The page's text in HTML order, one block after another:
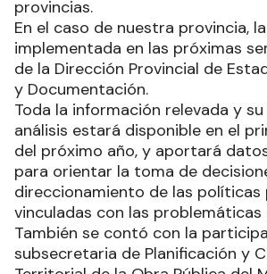
provincias.
En el caso de nuestra provincia,
implementada en las próximas
de la Dirección Provincial de
y Documentación.
Toda la información relevada y
análisis estará disponible en el
del próximo año, y aportará
para orientar la toma de
direccionamiento de las políticas
vinculadas con las problemáticas
También se contó con la
subsecretaria de Planificación y